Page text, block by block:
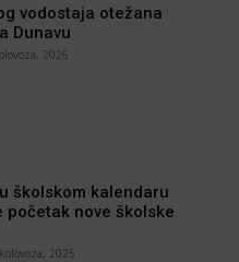
vodostaja otežana
Dunavu
2026
školskom kalendaru
početak nove školske
2025